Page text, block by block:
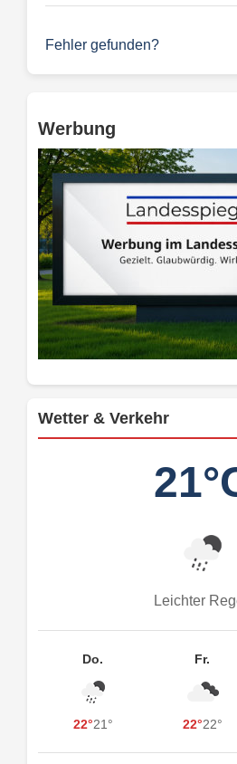
Fehler gefunden?
Werbung
Wetter & Verkehr
Leichter
Do.
22°21°
Fr.
22°22°